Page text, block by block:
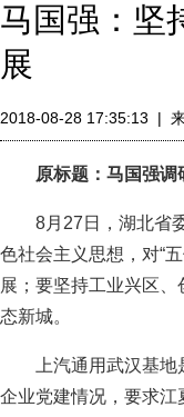
马国强：坚
展
2018-08-28 17:35:13 |
原标题：马国强
8月27日，湖北省委
色社会主义思想，对“
展；要坚持工业兴区
态新城。
上汽通用武汉基地是
企业党建情况，要求